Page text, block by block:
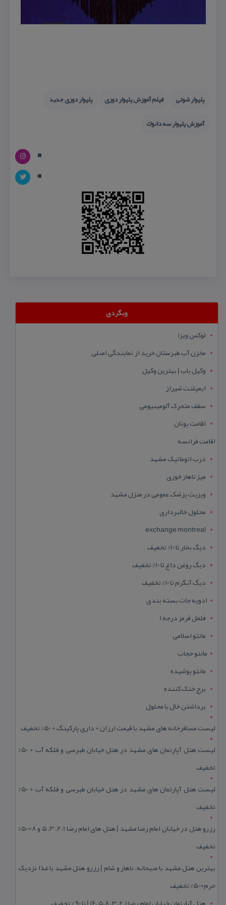
پلیوار شوتی فیلم آموزش پلیوار دوزی
پلیوار دوزی جدید
آموزش پلیوار سه دانوك
وبگردی
لوکس ویزا
مخزن آب طبرستان خرید از نمایندگی اصلی
وکیل یاب | بهترین وکیل
ایمپلنت شیراز
سقف متحرک آلومینیومی
اقامت یونان
اقامت فرانسه
درب اتوماتیک مشهد
میز ناهار خوری
ویزیت پزشک عمومی در منزل مشهد
محلول خالبرداری
exchange montreal
دیگ بخار تا 10% تخفیف
دیگ روغن داغ تا 10% تخفیف
دیگ آبگرم تا 10% تخفیف
ادویه جات بسته بندی
فلفل قرمز درجه 1
مانتو اسلامی
مانتو حجاب
مانتو پوشیده
برج خنک کننده
برداشتن خال با محلول
لیست مسافرخانه های مشهد با قیمت ارزان + داری پارکینگ + 50% تخفیف
لیست هتل آپارتمان های مشهد در هتل خیابان طبرسی و فلکه آب + 50%
تخفیف
لیست هتل آپارتمان های مشهد در هتل خیابان طبرسی و فلکه آب + 50%
تخفیف
رزرو هتل در خیابان امام رضا مشهد | هتل‌ های امام رضا 1، 2، 3، 5 و 8+50%
تخفیف
بهترین هتل مشهد با صبحانه، ناهار و شام | رزرو هتل مشهد با غذا نزدیک
حرم+50% تخفیف